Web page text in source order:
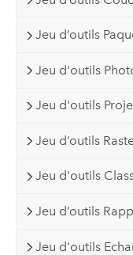
Jeu d’outils
Jeu d'outils
Jeu d'outils
Jeu d’outils
Jeu d'outils
Jeu d’outils
Jeu d'outils